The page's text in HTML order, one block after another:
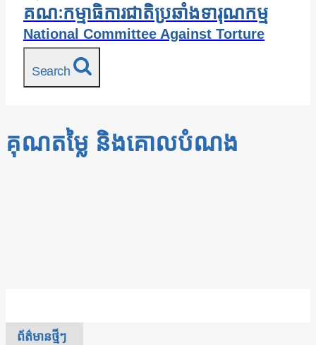
គណៈកម្មាធិការជាតិប្រឆាំងទារុណកម្ម
National Committee Against Torture
Search
គុណតម្លៃ និងគោលបំណង
ព័ត៌មានថ្មីៗ